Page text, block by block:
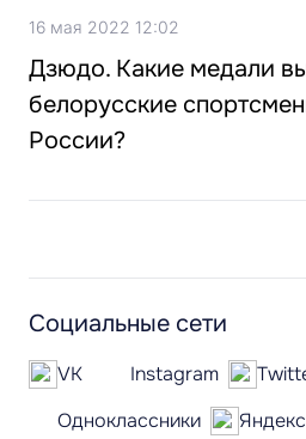
16 мая 2022 12:02
Дзюдо. Какие медали
белорусские
России?
Социальные сети
VK Instagram
Одноклассники